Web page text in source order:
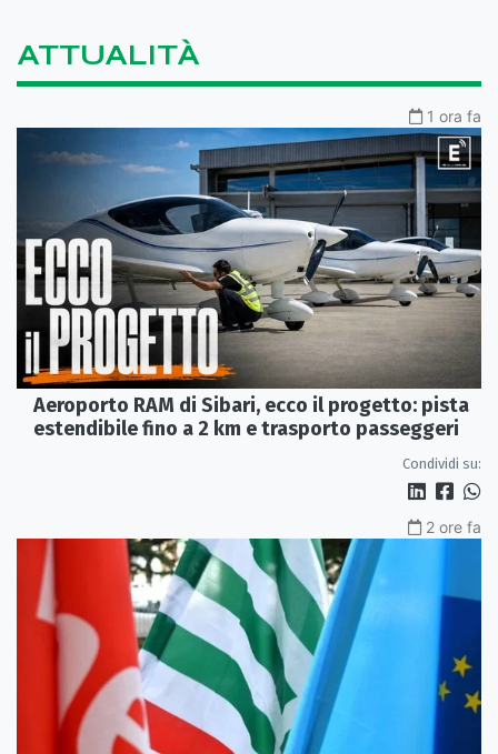
ATTUALITÀ
1 ora fa
Aeroporto RAM di Sibari, ecco il progetto: pista
estendibile fino a 2 km e trasporto passeggeri
Condividi su:
2 ore fa